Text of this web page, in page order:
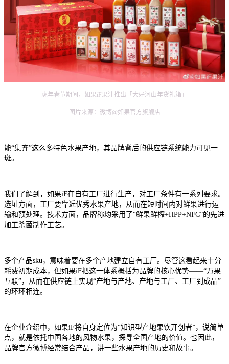
虎年春节期间，如果iF果汁推出「大好河山年货礼箱」
图片来源：微博@如果官方旗舰店
能“集齐”这么多特色水果产地，其品牌背后的供应链系统能力可见一
斑。
我们了解到，如果iF在自有工厂进行生产，对工厂条件有一系列要求。
选址方面，工厂要靠近优秀水果产地，从而在短时间内对鲜果进行运
输和预处理。技术方面，品牌称均采用了“鲜果鲜榨+HPP+NFC”的先进
加工杀菌制作工艺。
多个产品sku，意味着要在多个产地建立自有工厂。尽管这看起来十分
耗费初期成本，但如果iF把这一体系概括为品牌的核心优势——“万果
互联”，从而在供应链上实现“产地与产地、产地与工厂、工厂到成品”
的环环相连。
在企业介绍中，如果iF将自身定位为“知识型产地果饮开创者”，说简单
点，就是依托中国各地的风物水果，探寻全国产地的价值。也因此，
品牌官方微博经常结合产品，讲一些水果产地的历史和故事。